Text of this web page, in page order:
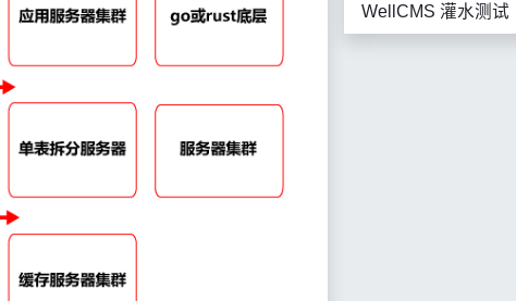
WellCMS 灌水测试